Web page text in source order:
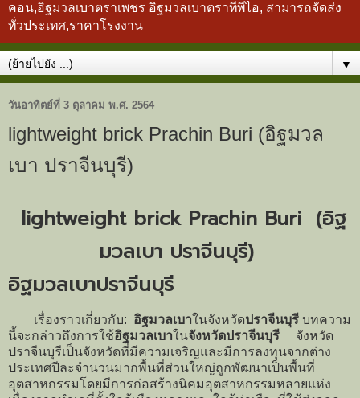
คอน,อิฐมวลเบาตราเพชร อิฐมวลเบาตราทีพีไอ, สามารถจัดส่ง
ทั่วประเทศ,ราคาโรงงาน
▼
วันอาทิตย์ที่ 3 ตุลาคม พ.ศ. 2564
lightweight brick Prachin Buri (อิฐมวล
เบา ปราจีนบุรี)
lightweight brick Prachin Buri (อิฐ
มวลเบา ปราจีนบุรี)
อิฐมวลเบาปราจีนบุรี
เรื่องราวเกี่ยวกับ: อิฐมวลเบาในจังหวัดปราจีนบุรี บทความ
นี้จะกล่าวถึงการใช้อิฐมวลเบาในจังหวัดปราจีนบุรี จังหวัด
ปราจีนบุรีเป็นจังหวัดที่มีความเจริญและมีการลงทุนจากต่าง
ประเทศปีละจำนวนมากพื้นที่ส่วนใหญ่ถูกพัฒนาเป็นพื้นที่
อุตสาหกรรมโดยมีการก่อสร้างนิคมอุตสาหกรรมหลายแห่ง